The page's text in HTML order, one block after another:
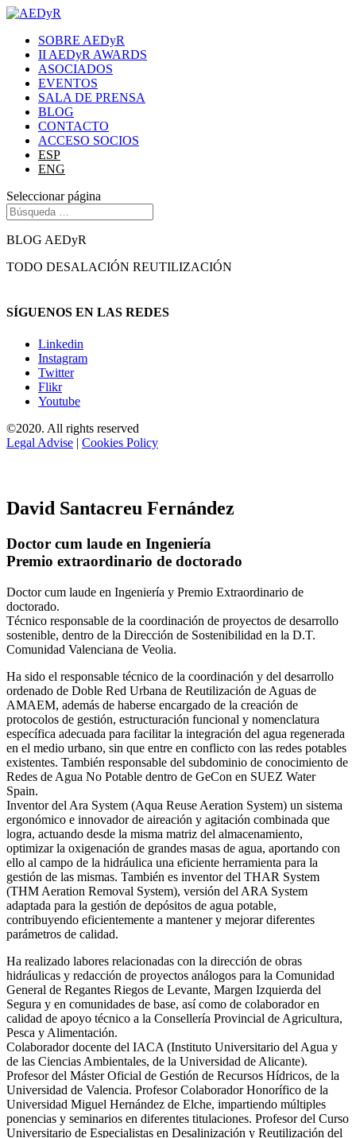
SOBRE AEDyR
II AEDyR AWARDS
ASOCIADOS
EVENTOS
SALA DE PRENSA
BLOG
CONTACTO
ACCESO SOCIOS
ESP
ENG
Seleccionar página
BLOG AEDyR
TODO DESALACIÓN REUTILIZACIÓN
SÍGUENOS EN LAS REDES
Linkedin
Instagram
Twitter
Flikr
Youtube
©2020. All rights reserved
Legal Advise | Cookies Policy
David Santacreu Fernández
Doctor cum laude en Ingeniería
Premio extraordinario de doctorado
Doctor cum laude en Ingeniería y Premio Extraordinario de
doctorado.
Técnico responsable de la coordinación de proyectos de desarrollo
sostenible, dentro de la Dirección de Sostenibilidad en la D.T.
Comunidad Valenciana de Veolia.
Ha sido el responsable técnico de la coordinación y del desarrollo
ordenado de Doble Red Urbana de Reutilización de Aguas de
AMAEM, además de haberse encargado de la creación de
protocolos de gestión, estructuración funcional y nomenclatura
específica adecuada para facilitar la integración del agua regenerada
en el medio urbano, sin que entre en conflicto con las redes potables
existentes. También responsable del subdominio de conocimiento de
Redes de Agua No Potable dentro de GeCon en SUEZ Water
Spain.
Inventor del Ara System (Aqua Reuse Aeration System) un sistema
ergonómico e innovador de aireación y agitación combinada que
logra, actuando desde la misma matriz del almacenamiento,
optimizar la oxigenación de grandes masas de agua, aportando con
ello al campo de la hidráulica una eficiente herramienta para la
gestión de las mismas. También es inventor del THAR System
(THM Aeration Removal System), versión del ARA System
adaptada para la gestión de depósitos de agua potable,
contribuyendo eficientemente a mantener y mejorar diferentes
parámetros de calidad.
Ha realizado labores relacionadas con la dirección de obras
hidráulicas y redacción de proyectos análogos para la Comunidad
General de Regantes Riegos de Levante, Margen Izquierda del
Segura y en comunidades de base, así como de colaborador en
calidad de apoyo técnico a la Consellería Provincial de Agricultura,
Pesca y Alimentación.
Colaborador docente del IACA (Instituto Universitario del Agua y
de las Ciencias Ambientales, de la Universidad de Alicante).
Profesor del Máster Oficial de Gestión de Recursos Hídricos, de la
Universidad de Valencia. Profesor Colaborador Honorífico de la
Universidad Miguel Hernández de Elche, impartiendo múltiples
ponencias y seminarios en diferentes titulaciones. Profesor del Curso
Universitario de Especialistas en Desalinización y Reutilización del